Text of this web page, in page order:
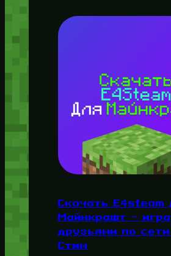
Скачать E4steam
Майнкрафт —
друзьями по
Стим